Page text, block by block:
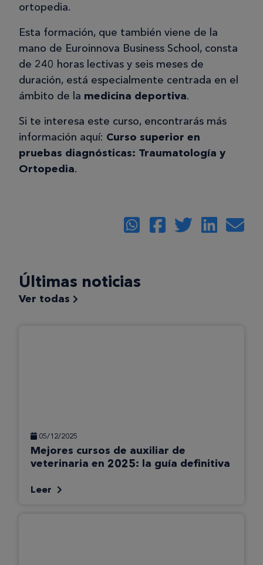
ortopedia.
Esta formación, que también viene de la
mano de Euroinnova Business School, consta
de 240 horas lectivas y seis meses de
duración, está especialmente centrada en el
ámbito de la medicina deportiva.
Si te interesa este curso, encontrarás más
información aquí: Curso superior en
pruebas diagnósticas: Traumatología y
Ortopedia.
Últimas noticias
Ver todas
05/12/2025
Mejores cursos de auxiliar de
veterinaria en 2025: la guía definitiva
Leer